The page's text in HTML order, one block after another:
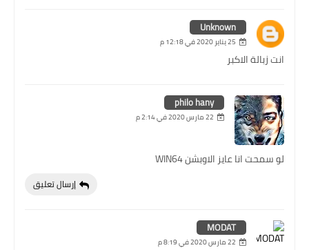
Unknown
25 يناير 2020 في 12:18 م
انت زبالة الاكبر
philo hany
22 مارس 2020 في 2:14 م
لو سمحت انا عايز الاوبشن WIN64
إرسال تعليق
MODAT
22 مارس 2020 في 8:19 م